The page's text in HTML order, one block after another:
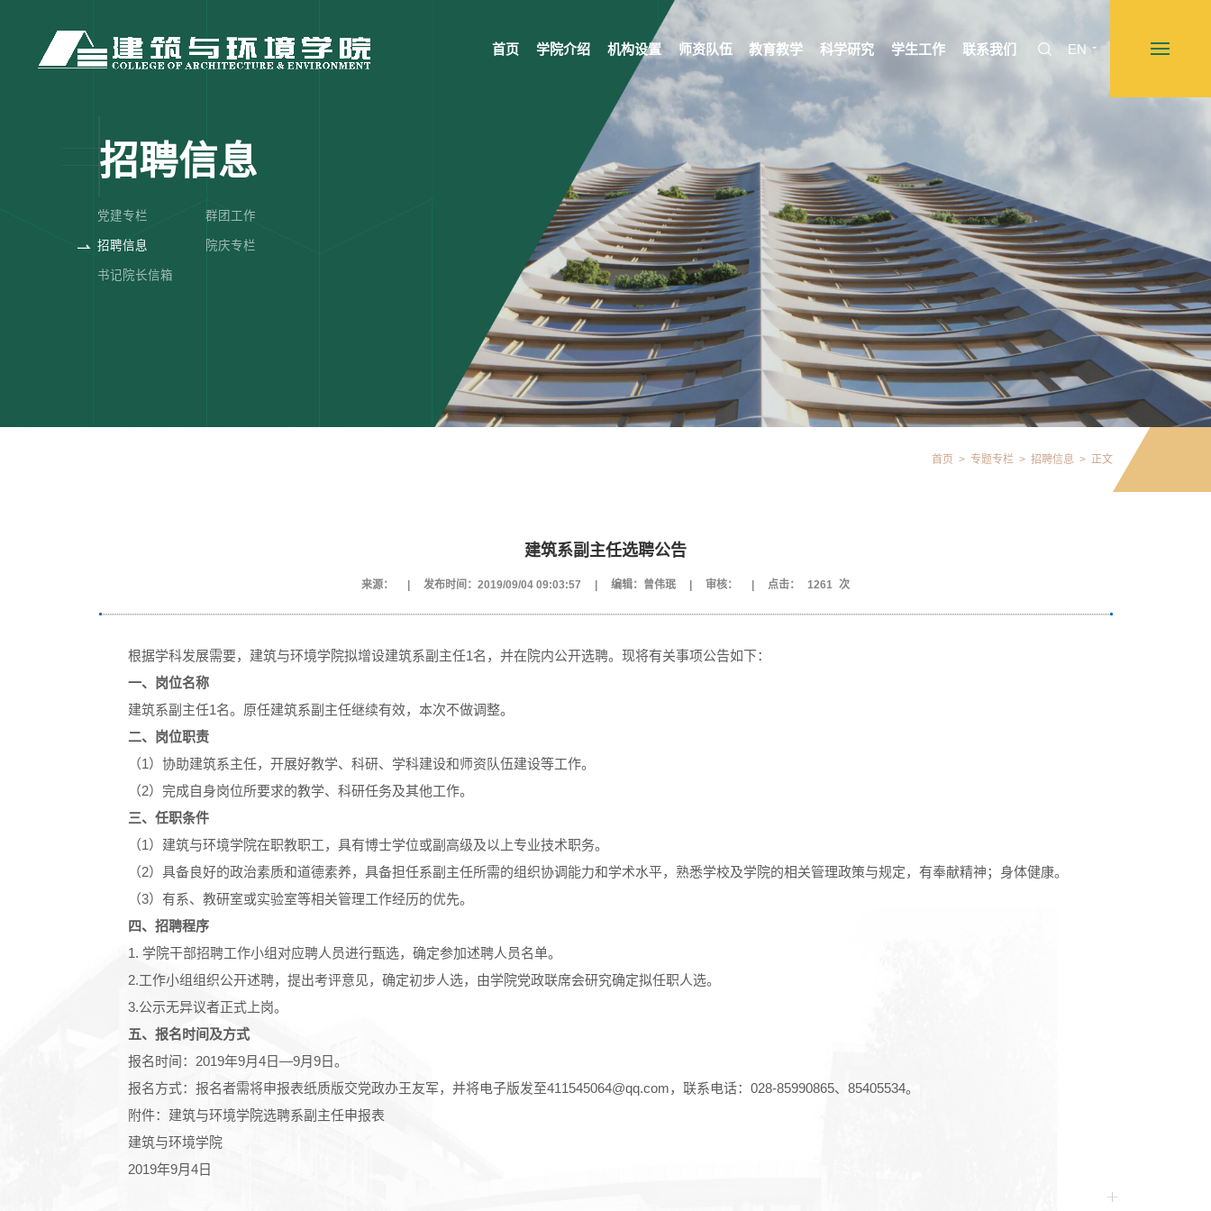
首页 学院介绍 机构设置 师资队伍 教育教学 科学研究 学生工作 联系我们 EN
招聘信息
党建专栏 群团工作
招聘信息 院庆专栏
书记院长信箱
首页 > 专题专栏 > 招聘信息 > 正文
建筑系副主任选聘公告
来源： 发布时间：2019/09/04 09:03:57 编辑：曾伟珉 审核： 点击： 1261 次
根据学科发展需要，建筑与环境学院拟增设建筑系副主任1名，并在院内公开选聘。现将有关事项公告如下：
一、岗位名称
建筑系副主任1名。原任建筑系副主任继续有效，本次不做调整。
二、岗位职责
（1）协助建筑系主任，开展好教学、科研、学科建设和师资队伍建设等工作。
（2）完成自身岗位所要求的教学、科研任务及其他工作。
三、任职条件
（1）建筑与环境学院在职教职工，具有博士学位或副高级及以上专业技术职务。
（2）具备良好的政治素质和道德素养，具备担任系副主任所需的组织协调能力和学术水平，熟悉学校及学院的相关管理政策与规定，有奉献精神；身体健康。
（3）有系、教研室或实验室等相关管理工作经历的优先。
四、招聘程序
1. 学院干部招聘工作小组对应聘人员进行甄选，确定参加述聘人员名单。
2.工作小组组织公开述聘，提出考评意见，确定初步人选，由学院党政联席会研究确定拟任职人选。
3.公示无异议者正式上岗。
五、报名时间及方式
报名时间：2019年9月4日—9月9日。
报名方式：报名者需将申报表纸质版交党政办王友军，并将电子版发至411545064@qq.com，联系电话：028-85990865、85405534。
附件： 建筑与环境学院选聘系副主任申报表
建筑与环境学院
2019年9月4日